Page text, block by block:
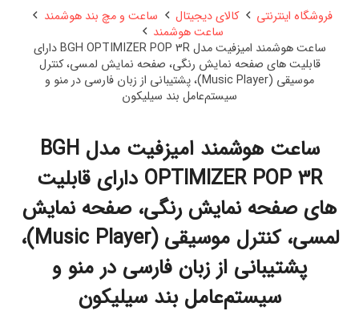
فروشگاه اینترنتی کالای دیجیتال
ساعت و مچ بند هوشمند
ساعت هوشمند
ساعت هوشمند امیزفیت مدل BGH OPTIMIZER POP 3R دارای
قابلیت های صفحه نمایش رنگی، صفحه نمایش لمسی، کنترل
موسیقی (Music Player)، پشتیبانی از زبان فارسی در منو و
سیستم‌عامل بند سیلیکون
ساعت هوشمند امیزفیت مدل BGH
OPTIMIZER POP 3R دارای قابلیت
های صفحه نمایش رنگی، صفحه نمایش
لمسی، کنترل موسیقی (Music Player)،
پشتیبانی از زبان فارسی در منو و
سیستم‌عامل بند سیلیکون